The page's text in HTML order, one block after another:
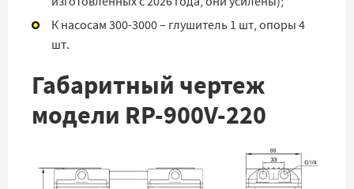
К насосам 300-3000 – глушитель 1 шт, опоры 4
шт.
Габаритный чертеж
модели RP-900V-220